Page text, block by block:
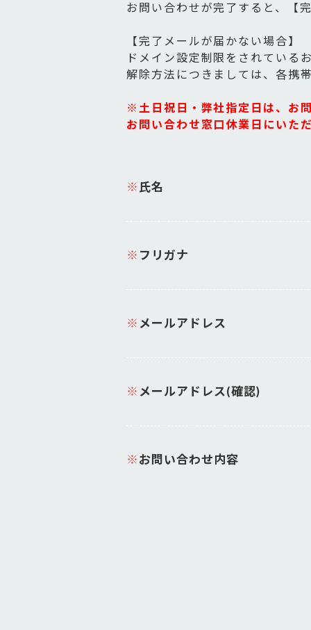
お問い合わせが完了すると、【
【完了メールが届かない場合】
ドメイン設定制限をされてい
解除方法につきましては、各携
※土日祝日・弊社指定日は、お
お問い合わせ窓口休業日にいた
※ 氏名
※ フリガナ
※ メールアドレス
※ メールアドレス(確認)
※お問い合わせ内容